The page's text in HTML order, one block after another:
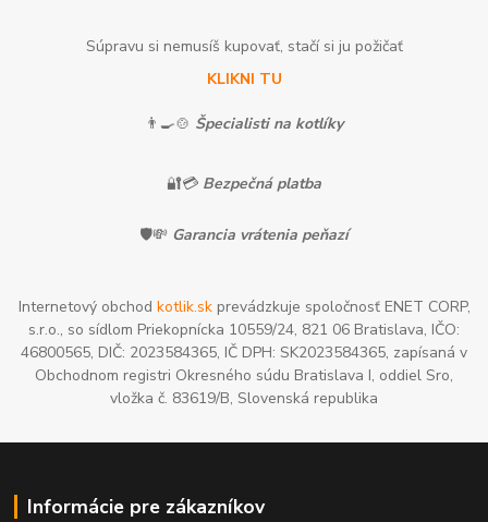
Súpravu si nemusíš kupovať, stačí si ju požičať
KLIKNI TU
👨‍🍳🍲 Špecialisti na kotlíky
🔐💳 Bezpečná platba
🛡️💸 Garancia vrátenia peňazí
Internetový obchod kotlik.skprevádzkuje spoločnosť ENET CORP,
s.r.o., so sídlom Priekopnícka 10559/24, 821 06 Bratislava, IČO:
46800565, DIČ: 2023584365, IČ DPH: SK2023584365, zapísaná v
Obchodnom registri Okresného súdu Bratislava I, oddiel Sro,
vložka č. 83619/B, Slovenská republika
Informácie pre zákazníkov